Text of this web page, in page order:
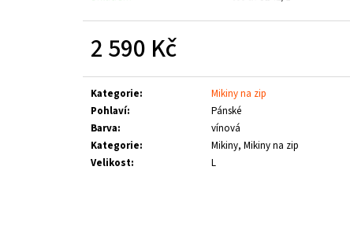
2 590 Kč
cena:
Kategorie:
Mikiny na zip
Pohlaví:
Pánské
Barva:
vínová
Kategorie:
Mikiny, Mikiny na zip
Velikost: L
790 Kč